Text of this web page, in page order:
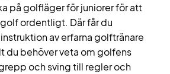
på golfläger för juniorer för att
ordentligt. Där får du
av erfarna golftränare
du behöver veta om golfens
och sving till regler och